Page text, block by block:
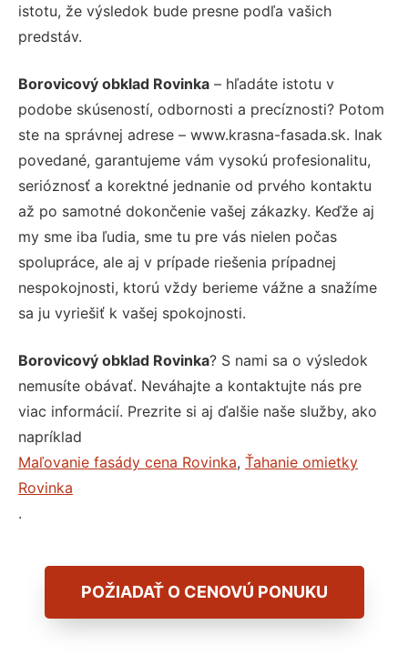
istotu, že výsledok bude presne podľa vašich
predstáv.
Borovicový obklad Rovinka – hľadáte istotu v
podobe skúseností, odbornosti a precíznosti? Potom
ste na správnej adrese – www.krasna-fasada.sk. Inak
povedané, garantujeme vám vysokú profesionalitu,
serióznosť a korektné jednanie od prvého kontaktu
až po samotné dokončenie vašej zákazky. Keďže aj
my sme iba ľudia, sme tu pre vás nielen počas
spolupráce, ale aj v prípade riešenia prípadnej
nespokojnosti, ktorú vždy berieme vážne a snažíme
sa ju vyriešiť k vašej spokojnosti.
Borovicový obklad Rovinka? S nami sa o výsledok
nemusíte obávať. Neváhajte a kontaktujte nás pre
viac informácií. Prezrite si aj ďalšie naše služby, ako
napríklad
Maľovanie fasády cena Rovinka, Ťahanie omietky
Rovinka
.
POŽIADAŤ O CENOVÚ PONUKU